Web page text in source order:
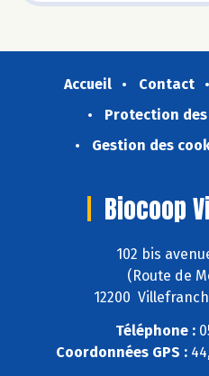
Accueil Contact
Protection
Gestion des
Biocoop
102 bis
(Route de
12200
Téléphone :
Coordonnées GPS :